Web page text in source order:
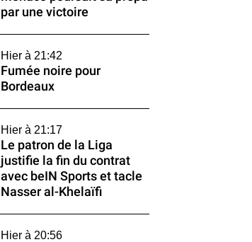
par une victoire
Hier à 21:42
Fumée noire pour
Bordeaux
Hier à 21:17
Le patron de la Liga
justifie la fin du contrat
avec beIN Sports et tacle
Nasser al-Khelaïfi
Hier à 20:56